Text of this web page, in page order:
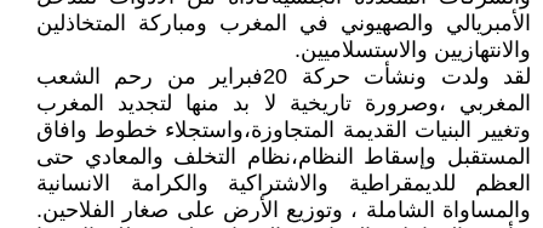
الأمبريالي والصهيوني في المغرب ومباركة المتخاذلين
والانتهازيين والاستسلاميين.
لقد ولدت ونشأت حركة 20فبراير من رحم الشعب
المغربي ،وصرورة تاريخية لا بد منها لتجديد المغرب
وتغيير البنيات القديمة المتجاوزة،واستجلاء خطوط وافاق
المستقبل وإسقاط النظام،نظام التخلف والمعادي حتى
العظم للديمقراطية والاشتراكية والكرامة الانسانية
والمساواة الشاملة ، وتوزيع الأرض على صغار الفلاحين.